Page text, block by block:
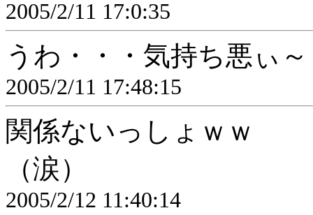
2005/2/11 17:0:35
うわ・・・気持ち悪ぃ～
2005/2/11 17:48:15
関係ないっしょｗｗ
（涙）
2005/2/12 11:40:14